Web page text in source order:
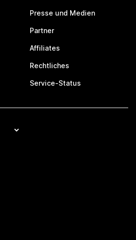
Presse und Medien
Partner
Affiliates
Rechtliches
Service-Status